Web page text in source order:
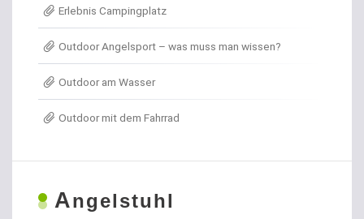
Angelkoffer
Angelrollen für das Forellenangeln
Angelschnur Dorsch
Angelschnur Feedern
Erlebnis Campingplatz
Outdoor Angelsport – was muss man wissen?
Outdoor am Wasser
Outdoor mit dem Fahrrad
Angelstuhl